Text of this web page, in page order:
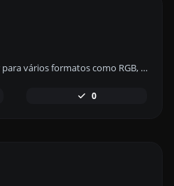
Converta facilmente sua cor para vários formatos como RGB, HEX e HSL com nossa ferramenta de conversão de cores.
0